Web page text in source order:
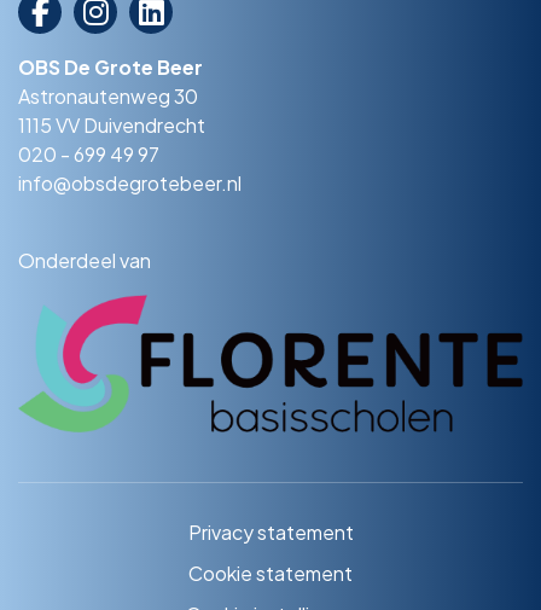
OBS De Grote Beer
Astronautenweg 30
1115 VV Duivendrecht
020 - 699 49 97
info@obsdegrotebeer.nl
Onderdeel van
Privacy statement
Cookie statement